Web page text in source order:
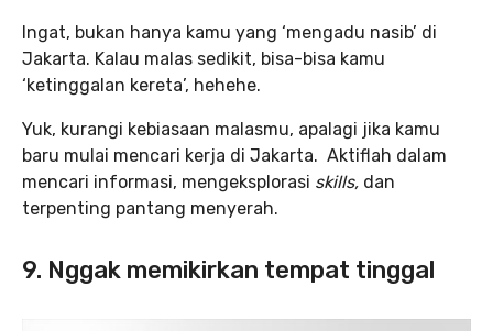
Ingat, bukan hanya kamu yang ‘mengadu nasib’ di
Jakarta. Kalau malas sedikit, bisa-bisa kamu
‘ketinggalan kereta’, hehehe.
Yuk, kurangi kebiasaan malasmu, apalagi jika kamu
baru mulai mencari kerja di Jakarta. Aktiflah dalam
mencari informasi, mengeksplorasi skills, dan
terpenting pantang menyerah.
9. Nggak memikirkan tempat tinggal